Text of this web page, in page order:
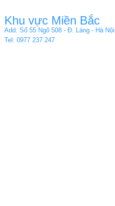
Khu vực Miền Bắc
Add: Số 55 Ngõ 508 - Đ. Láng - Hà Nội
Tel: 0977 237 247